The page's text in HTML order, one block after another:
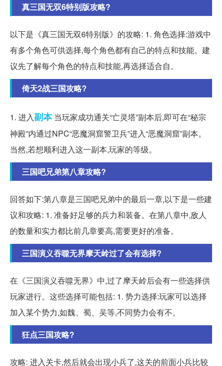
真三国无双6特别版攻略?
以下是《真三国无双6特别版》的攻略: 1. 角色选择:游戏中
有多个角色可供选择,每个角色都有自己的特点和技能。建
议先了解每个角色的特点和技能,再选择适合自。
倚天2战三国攻略?
1. 进入副本当玩家成功通关“亡灵塔”副本后,即可在“秘宗
神殿”内通过NPC“恶魔洞窟警卫兵”进入“恶魔洞窟”副本。
当然,若想顺利进入这一副本,玩家的等级。
三国吧兄弟第八章攻略?
回答如下:第八章是三国吧兄弟中的最后一章,以下是一些建
议和攻略: 1. 准备好足够的兵力和装备。在第八章中,敌人
的数量和实力都比前几章要高,需要更好的准备。
三国演义吞噬无界摩天岭过了会有选择?
在《三国演义吞噬无界》中,过了摩天岭后会有一些选择供
玩家进行。这些选择可能包括: 1. 势力选择:玩家可以选择
加入某个势力,如魏、蜀、吴等,不同势力会有不。
狂点三国攻略?
攻略: 进入关卡,然后就会出现小兵了,这关的前面小兵比较